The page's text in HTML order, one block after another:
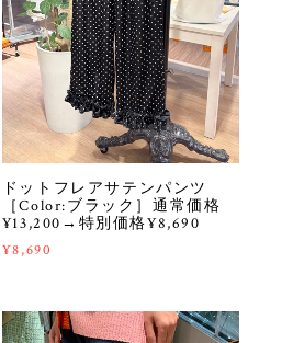
ドットフレアサテンパンツ
［Color:ブラック］通常価格
¥13,200→特別価格¥8,690
¥8,690